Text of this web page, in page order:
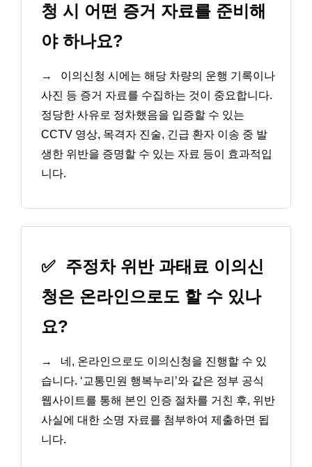
청 시 어떤 증거 자료를 준비해
야 하나요?
→
이의신청 시에는 해당 차량의 운행 기록이나
사진 등 증거 자료를 수집하는 것이 중요합니다.
정당한 사유로 정차했음을 입증할 수 있는
CCTV 영상, 목격자 진술, 긴급 환자 이송 중 발
생한 위반을 증명할 수 있는 자료 등이 효과적입
니다.
✅ 주정차 위반 과태료 이의신
청은 온라인으로도 할 수 있나
요?
→
네, 온라인으로도 이의신청을 진행할 수 있
습니다. ‘교통민원 행복누리’와 같은 정부 공식
웹사이트를 통해 본인 인증 절차를 거친 후, 위반
사실에 대한 소명 자료를 첨부하여 제출하면 됩
니다.